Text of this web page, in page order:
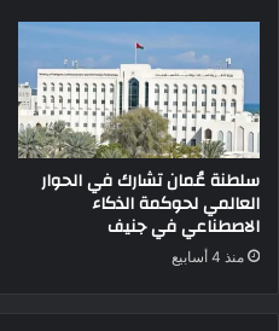
سلطنة عُمان تشارك في الحوار
العالمي لحوكمة الذكاء
الاصطناعي في جنيف
منذ 4 أسابيع